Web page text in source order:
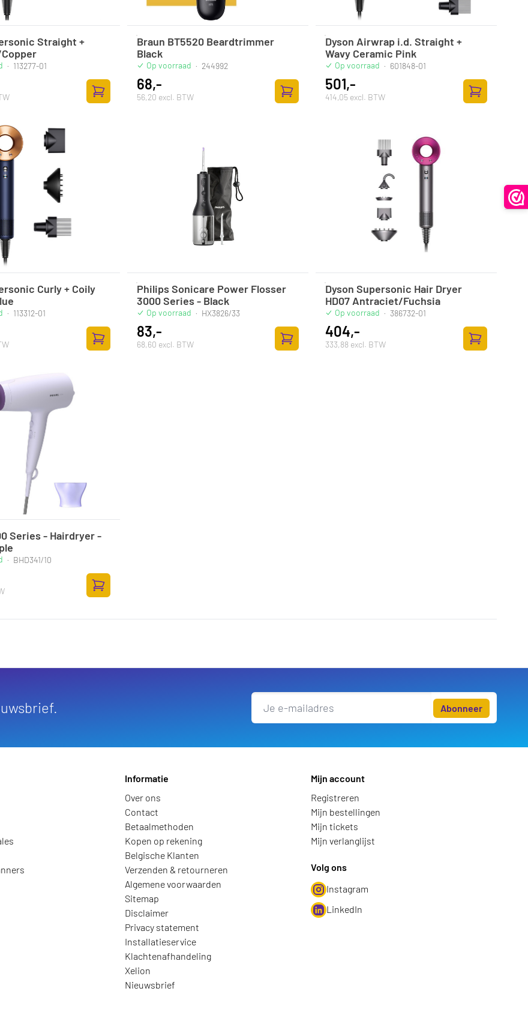
Straight +
· 113277-01
Toevoegen aan winkelwagen
Braun BT5520 Beardtrimmer
Black
Op voorraad · 244992
68,-
56,20 excl. BTW
Toevoegen aan winkelwagen
Dyson Airwrap i.d. Straight +
Wavy Ceramic Pink
Op voorraad · 601848-01
501,-
414,05 excl. BTW
Toevoegen
Curly + Coily
· 113312-01
Toevoegen aan winkelwagen
Philips Sonicare Power Flosser
3000 Series - Black
Op voorraad · HX3826/33
83,-
68,60 excl. BTW
Toevoegen aan winkelwagen
Dyson Supersonic Hair Dryer
HD07 Antraciet/Fuchsia
Op voorraad · 386732-01
404,-
333,88 excl. BTW
Toevoegen
Series - Hairdryer -
· BHD341/10
Toevoegen aan winkelwagen
Abonneer
Informatie
Over ons
Contact
Betaalmethoden
Kopen op rekening
Belgische Klanten
Verzenden & retourneren
Algemene voorwaarden
Sitemap
Disclaimer
Privacy statement
Installatieservice
Klachtenafhandeling
Xelion
Nieuwsbrief
Mijn account
Registreren
Mijn bestellingen
Mijn tickets
Mijn verlanglijst
Volg ons
Instagram
LinkedIn